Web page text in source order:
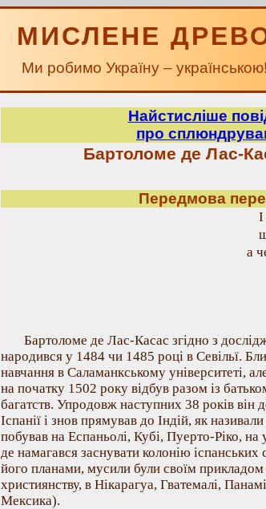
МИСЛЕНЕ
Ми робимо Україну – українською!
Найстисліше
про
Бартоломе де Лас-
Передмова
а
Бартоломе де Лас-Касас згідно з
народився у 1484 чи 1485 році в Севільї.
навчання в Саламанкському університеті,
на початку 1502 року відбув разом із
багатств. Упродовж наступних 38 років він
Іспанії і знов прямував до Індій, як
побував на Еспаньолі, Кубі, Пуерто-Ріко,
де намагався заснувати колонію іспанських
його планами, мусили були своїм прикладом
християнству, в Нікарагуа, Гватемалі,
Мексика).